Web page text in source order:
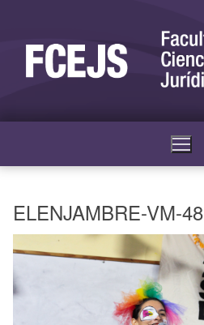
ELENJAMBRE-VM-48